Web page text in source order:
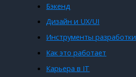
Бэкенд
Дизайн и UX/UI
Инструменты разработки
Как это работает
Карьера в IT